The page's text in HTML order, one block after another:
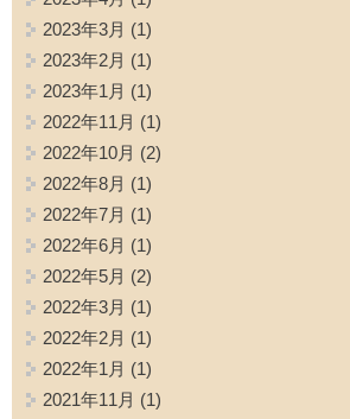
2023年3月 (1)
2023年2月 (1)
2023年1月 (1)
2022年11月 (1)
2022年10月 (2)
2022年8月 (1)
2022年7月 (1)
2022年6月 (1)
2022年5月 (2)
2022年3月 (1)
2022年2月 (1)
2022年1月 (1)
2021年11月 (1)